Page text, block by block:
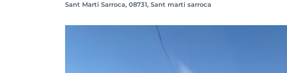
Sant Marti Sarroca, 08731, Sant marti sarroca